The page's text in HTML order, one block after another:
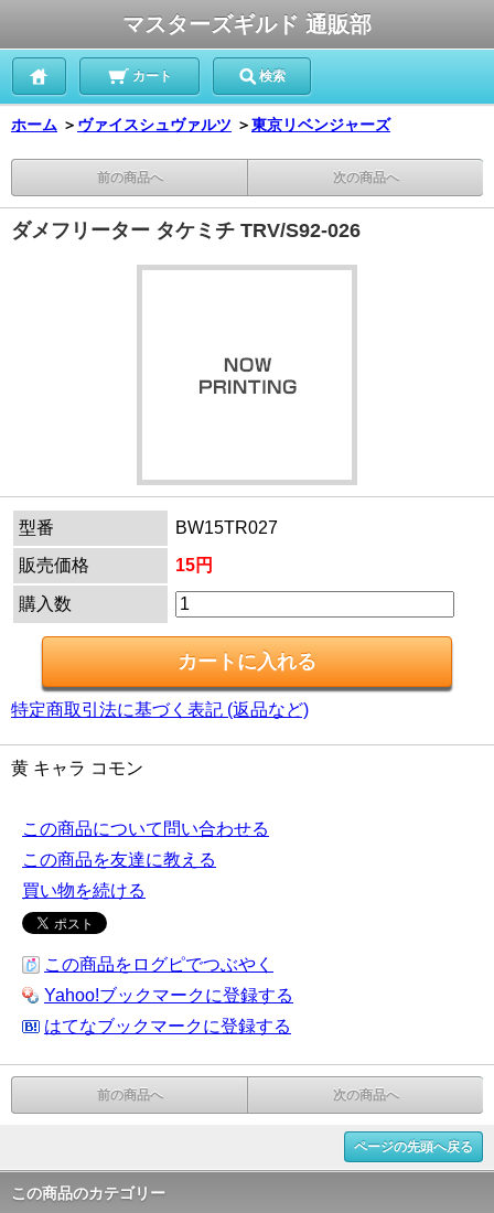
マスターズギルド 通販部
カート 検索
ホーム ＞ ヴァイスシュヴァルツ ＞東京リベンジャーズ
前の商品へ 次の商品へ
ダメフリーター タケミチ TRV/S92-026
型番
BW15TR027
販売価格
15円
購入数
特定商取引法に基づく表記 (返品など)
黄 キャラ コモン
この商品について問い合わせる
この商品を友達に教える
買い物を続ける
この商品をログピでつぶやく
Yahoo!ブックマークに登録する
はてなブックマークに登録する
前の商品へ 次の商品へ
ページの先頭へ戻る
この商品のカテゴリー